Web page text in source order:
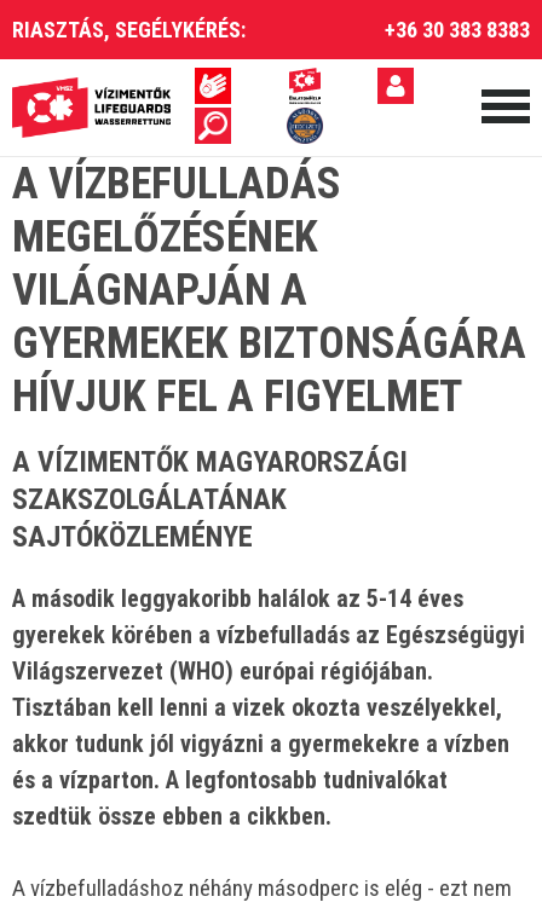
RIASZTÁS, SEGÉLYKÉRÉS: +36 30 383 8383
A VÍZBEFULLADÁS
MEGELŐZÉSÉNEK
VILÁGNAPJÁN A
GYERMEKEK BIZTONSÁGÁRA
HÍVJUK FEL A FIGYELMET
A VÍZIMENTŐK MAGYARORSZÁGI
SZAKSZOLGÁLATÁNAK
SAJTÓKÖZLEMÉNYE
A második leggyakoribb halálok az 5-14 éves
gyerekek körében a vízbefulladás az Egészségügyi
Világszervezet (WHO) európai régiójában.
Tisztában kell lenni a vizek okozta veszélyekkel,
akkor tudunk jól vigyázni a gyermekekre a vízben
és a vízparton. A legfontosabb tudnivalókat
szedtük össze ebben a cikkben.
A vízbefulladáshoz néhány másodperc is elég - ezt nem